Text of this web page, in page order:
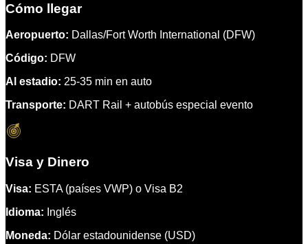
Cómo llegar
Aeropuerto: Dallas/Fort Worth International (DFW)
Código: DFW
Al estadio: 25-35 min en auto
Transporte: DART Rail + autobús especial evento
Visa y Dinero
Visa: ESTA (países VWP) o Visa B2
Idioma: Inglés
Moneda: Dólar estadounidense (USD)